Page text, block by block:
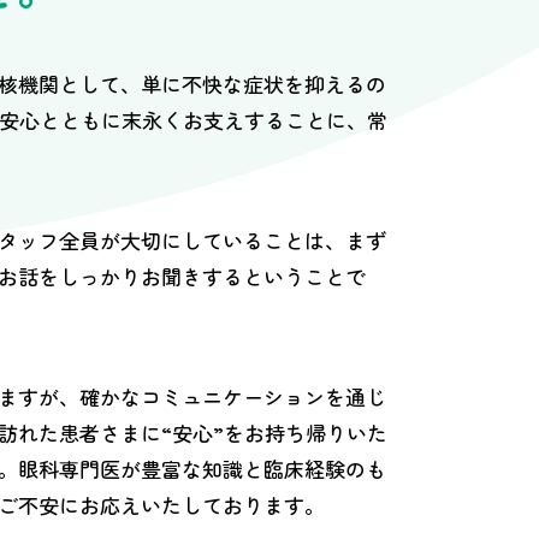
機関として、単に不快な症状を抑えるの
心とともに末永くお支えすることに、常
ッフ全員が大切にしていることは、まず
話をしっかりお聞きするということで
すが、確かなコミュニケーションを通じ
れた患者さまに“安心”をお持ち帰りいた
眼科専門医が豊富な知識と臨床経験のも
不安にお応えいたしております。